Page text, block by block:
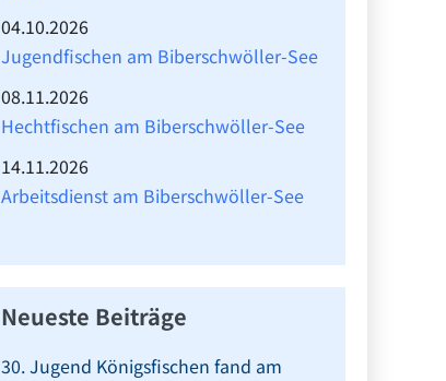
04.10.2026
Jugendfischen am Biberschwöller-See
08.11.2026
Hechtfischen am Biberschwöller-See
14.11.2026
Arbeitsdienst am Biberschwöller-See
Neueste Beiträge
30. Jugend Königsfischen fand am